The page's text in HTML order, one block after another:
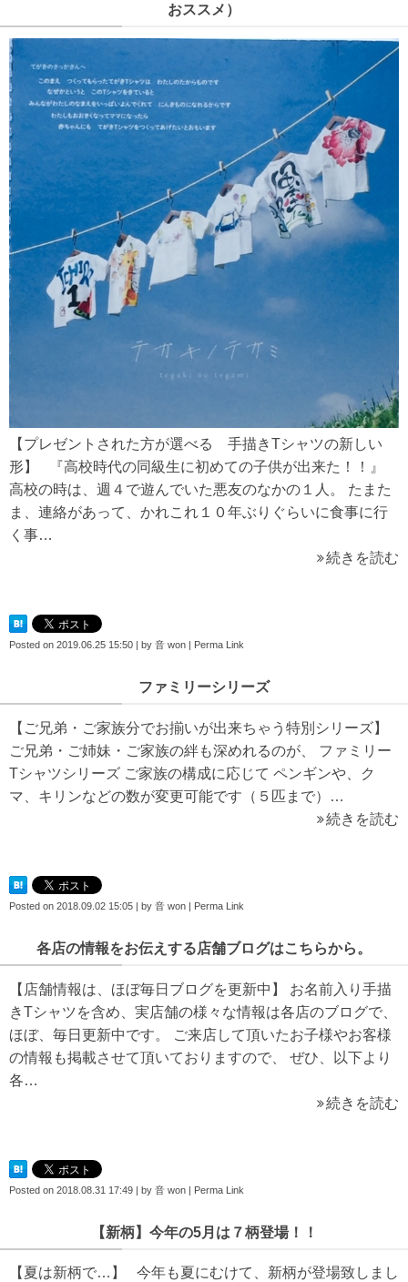
おススメ）
【プレゼントされた方が選べる 手描きTシャツの新しい
形】 『高校時代の同級生に初めての子供が出来た！！』
高校の時は、週４で遊んでいた悪友のなかの１人。 たまた
ま、連絡があって、かれこれ１０年ぶりぐらいに食事に行
く事…
続きを読む
Posted on 2019.06.25 15:50 by 音 won Perma Link
ファミリーシリーズ
【ご兄弟・ご家族分でお揃いが出来ちゃう特別シリーズ】
ご兄弟・ご姉妹・ご家族の絆も深めれるのが、 ファミリー
Tシャツシリーズ ご家族の構成に応じて ペンギンや、ク
マ、キリンなどの数が変更可能です（５匹まで）…
続きを読む
Posted on 2018.09.02 15:05 | by 音 won | Perma Link
各店の情報をお伝えする店舗ブログはこちらから。
【店舗情報は、ほぼ毎日ブログを更新中】 お名前入り手描
きTシャツを含め、実店舗の様々な情報は各店のブログで、
ほぼ、毎日更新中です。 ご来店して頂いたお子様やお客様
の情報も掲載させて頂いておりますので、 ぜひ、以下より
各…
続きを読む
Posted on 2018.08.31 17:49 | by 音 won | Perma Link
【新柄】今年の5月は７柄登場！！
【夏は新柄で…】 今年も夏にむけて、新柄が登場致しまし